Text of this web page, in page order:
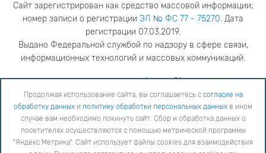
Продолжая использование сайта, вы соглашаетесь с согласие на
обработку данных и политику обработки персональных данных в ином
случае вам необходимо покинуть сайт. Сбор и обработка данных о
посетителях осуществляются с помощью метрической программы
"Яндекс Метрика". Сайт использует файлы cookies для взаимодействия
Сайт зарегистрирован как средство массовой информации;
номер записи о регистрации ЭЛ № ФС 77 - 75270. Дата
регистрации 07.03.2019.
Выдано Федеральной службой по надзору в сфере связи,
информационных технологий и массовых коммуникаций.
адрес редакцииya.stogova@ksc.ru
телефон редакции81555-79-516
Продолжая использование сайта, вы соглашаетесь с согласие на обработку данных
обработки персональных данных
в ином случае вам необходимо покинуть сайт. Сбор и обработка
данных о посетителях осуществляются с помощью метрической программы "Яндекс Метрика".
Сайт использует файлы cookies для взаимодействия с вами. Вы можете согласиться на
использование cookies или заблокировать их использование, изменив настройки вашего интернет-